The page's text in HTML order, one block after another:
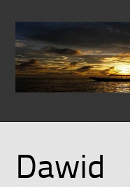
content
Dawid